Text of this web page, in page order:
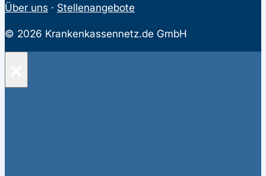
Über uns · Stellenangebote
© 2026 Krankenkassennetz.de GmbH